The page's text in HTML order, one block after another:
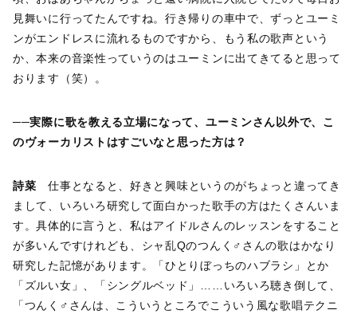
見舞いに行ってたんですね。行き帰りの車中で、ずっとユーミ
ンがエンドレスに流れるものですから、もう私の歌声という
か、本来の音楽性っていうのはユーミンに出てきてると思って
おります（笑）。
──実際に歌を教える立場になって、ユーミンさん以外で、こ
のヴォーカリストはすごいなと思った方は？
詩菜 仕事となると、好きと興味というのがちょっと違ってき
まして、いろいろ研究して面白かった歌手の方はたくさんいま
す。具体的に言うと、私はアイドルさんのレッスンをすること
が多いんですけれども、シャ乱Qのつんく♂さんの歌はかなり
研究した記憶があります。「ひとりぼっちのハブラシ」とか
「ズルい女」、「シングルベッド」……いろいろ聴き倒して、
「つんく♂さんは、こういうところでこういう風な歌唱テクニ